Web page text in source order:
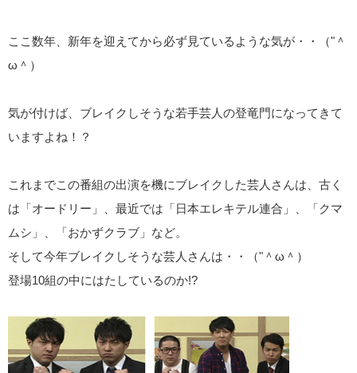
ここ数年、新年を迎えてから必ず見ているような気が・・（"＾
ω＾）
気が付けば、ブレイクしそうな若手芸人の登竜門になってきて
いますよね！？
これまでこの番組の出演を機にブレイクした芸人さんは、古く
は「オードリー」、最近では「日本エレキテル連合」、「クマ
ムシ」、「おかずクラブ」など。
そして今年ブレイクしそうな芸人さんは・・（"＾ω＾）
登場10組の中にはたしているのか!?